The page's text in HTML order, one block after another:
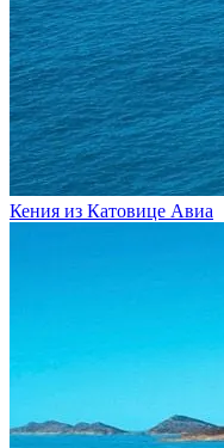
Кения из Катовице Авиа